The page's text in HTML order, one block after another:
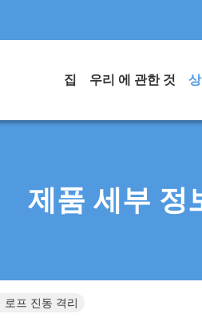
집 우리 에 관한 것
제품 세부 정
로프 진동 격리